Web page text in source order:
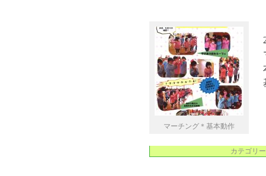
マーチング＊基本動作
カテゴリ